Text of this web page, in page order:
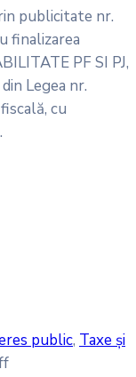
publicitate nr.
finalizarea
PF SI PJ,
Legea nr.
cu
public‚ Taxe și